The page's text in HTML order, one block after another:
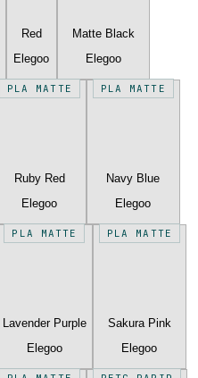
Red
Elegoo
Matte Black
Elegoo
PLA MATTE
Ruby Red
Elegoo
PLA MATTE
Navy Blue
Elegoo
PLA MATTE
Lavender Purple
Elegoo
PLA MATTE
Sakura Pink
Elegoo